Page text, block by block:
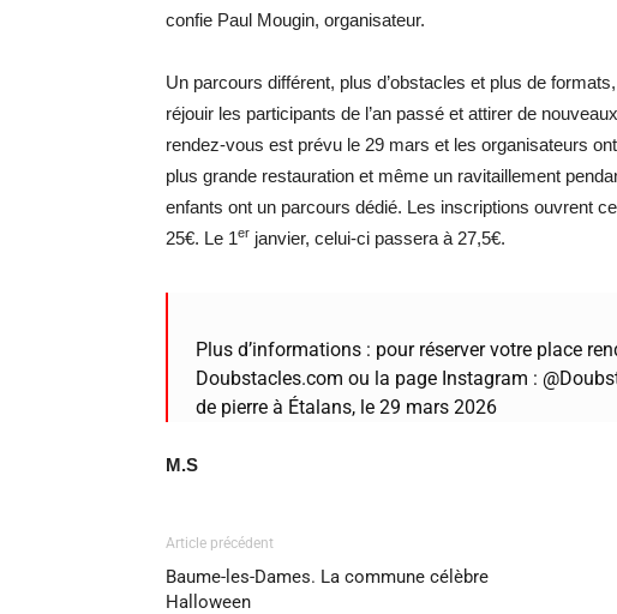
confie Paul Mougin, organisateur.
Un parcours différent, plus d’obstacles et plus de
réjouir les participants de l’an passé et attirer de
rendez-vous est prévu le 29 mars et les organisateurs
plus grande restauration et même un ravitaillement
enfants ont un parcours dédié. Les inscriptions ouvrent
25€. Le 1er janvier, celui-ci passera à 27,5€.
Plus d’informations : pour réserver votre place
Doubstacles.com ou la page Instagram :
de pierre à Étalans, le 29 mars 2026
M.S
Article précédent
Baume-les-Dames. La commune célèbre
Halloween